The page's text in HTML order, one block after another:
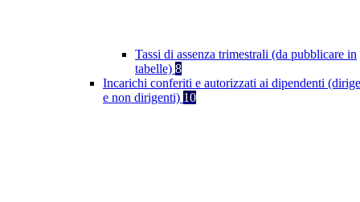
Tassi di assenza trimestrali (da pubblicare in
tabelle) 8
Incarichi conferiti e autorizzati ai dipendenti
e non dirigenti) 10